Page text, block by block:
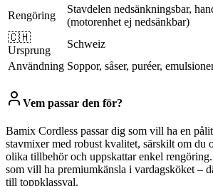
Rengöring
Stavdelen nedsänkningsbar,
(motorenhet ej nedsänkbar)
🇨🇭
Ursprung
Schweiz
Användning Soppor, såser, puréer,
Vem passar den för?
Bamix Cordless passar dig som vill ha en
stavmixer med robust kvalitet, särskilt om du
olika tillbehör och uppskattar enkel
som vill ha premiumkänsla i vardagsköket –
till toppklassval.